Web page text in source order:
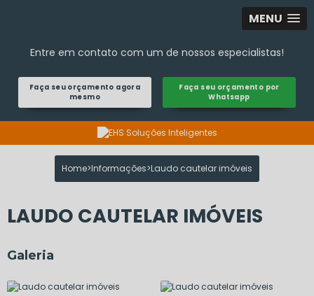
MENU
Entre em contato com um de nossos especialistas!
Faça seu orçamento agora
mesmo
Faça seu orçamento por
Whatsapp
Home Informações Laudo cautelar imóveis
LAUDO CAUTELAR IMÓVEIS
Galeria